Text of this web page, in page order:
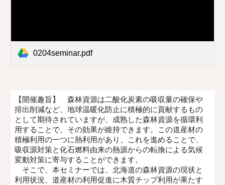
0204seminar.pdf
【開催趣旨】森林資源は二酸化炭素の吸収量の確保や
排出削減など、地球温暖化防止に積極的に貢献するもの
として期待されていますが、成熟した森林資源を循環利
用することで、その効果が維持できます。この道産材の
積極利用の一つに熱利用があり、これを進めることで、
吸収源対策と化石燃料由来の熱源からの転換による気候
変動対策に寄与することができます。
そこで、本セミナーでは、北海道の森林資源の現状と
利用状況、道産材の利用促進に木質チップ利用が果たす